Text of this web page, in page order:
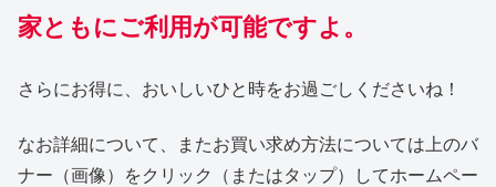
家ともにご利用が可能ですよ。
さらにお得に、おいしいひと時をお過ごしくださいね！
なお詳細について、またお買い求め方法については上のバ
ナー（画像）をクリック（またはタップ）してホームペー